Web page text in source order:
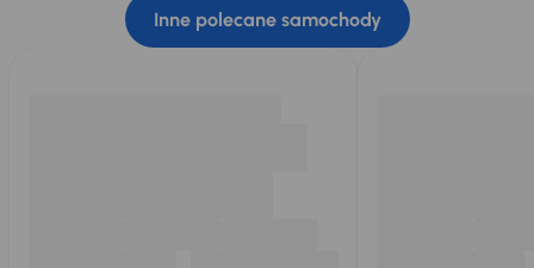
Inne polecane samochody